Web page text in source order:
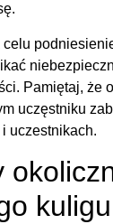
celu
Pamiętaj, że
uczęstniku
uczestnikach.
kuligu